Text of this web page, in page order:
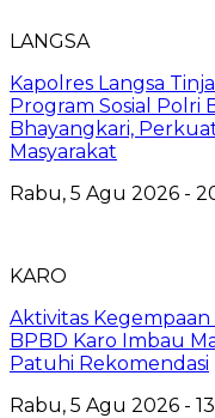
LANGSA
Kapolres Langsa
Program Sosial Polri
Bhayangkari,
Masyarakat
Rabu, 5 Agu 2026 -
KARO
Aktivitas
BPBD Karo Imbau
Patuhi Rekomendasi
Rabu, 5 Agu 2026 -